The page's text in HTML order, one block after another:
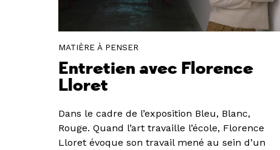
MATIÈRE À PENSER
Entretien avec Florence
Lloret
Dans le cadre de l’exposition Bleu, Blanc,
Rouge. Quand l’art travaille l’école, Florence
Lloret évoque son travail mené au sein d’un